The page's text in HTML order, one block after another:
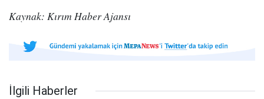
Kaynak: Kırım Haber Ajansı
İlgili Haberler